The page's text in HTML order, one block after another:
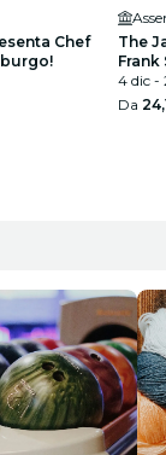
Chef
The
Frank
4 dic -
Da